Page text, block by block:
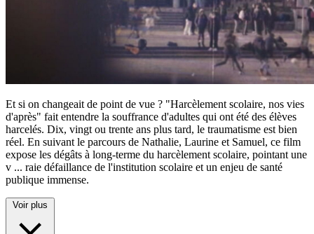
Et si on changeait de point de vue ? "Harcèlement scolaire, nos vies
d'après" fait entendre la souffrance d'adultes qui ont été des élèves
harcelés. Dix, vingt ou trente ans plus tard, le traumatisme est bien
réel. En suivant le parcours de Nathalie, Laurine et Samuel, ce film
expose les dégâts à long-terme du harcèlement scolaire, pointant une
v ... raie défaillance de l'institution scolaire et un enjeu de santé
publique immense.
Voir plus